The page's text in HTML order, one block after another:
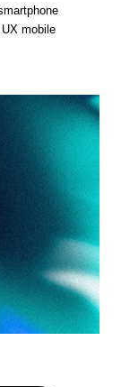
UX mobile